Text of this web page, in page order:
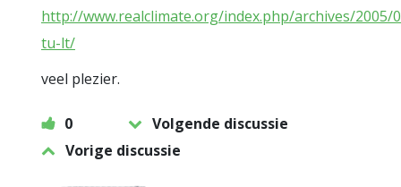
http://www.realclimate.org/index.php/archives/2005/
tu-lt/
veel plezier.
0
Volgende discussie
Vorige discussie